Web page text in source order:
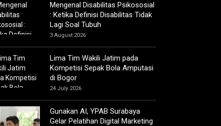
Mengenal Disabilitas Psikososial
: Ketika Definisi Disabilitas Tidak
Lagi Soal Tubuh
3 August 2026
Lima Tim Wakili Jatim pada
Kompetisi Sepak Bola Amputasi
di Bogor
24 July 2026
Gunakan AI, YPAB Surabaya
Gelar Pelatihan Digital Marketing